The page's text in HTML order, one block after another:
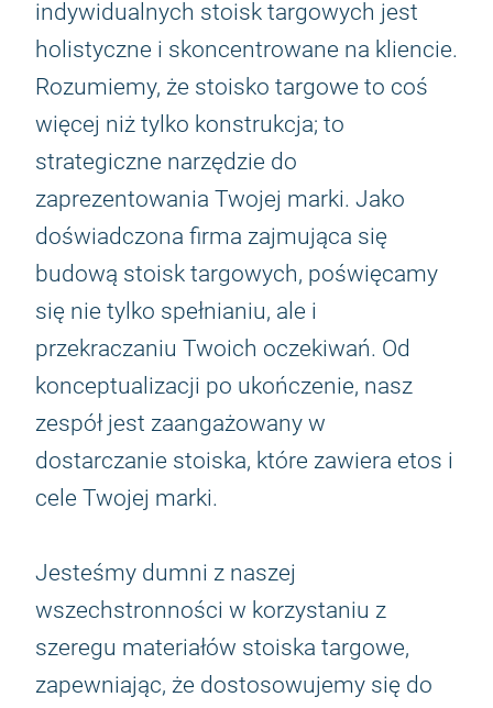
indywidualnych stoisk targowych jest
holistyczne i skoncentrowane na kliencie.
Rozumiemy, że stoisko targowe to coś
więcej niż tylko konstrukcja; to
strategiczne narzędzie do
zaprezentowania Twojej marki. Jako
doświadczona firma zajmująca się
budową stoisk targowych, poświęcamy
się nie tylko spełnianiu, ale i
przekraczaniu Twoich oczekiwań. Od
konceptualizacji po ukończenie, nasz
zespół jest zaangażowany w
dostarczanie stoiska, które zawiera etos i
cele Twojej marki.
Jesteśmy dumni z naszej
wszechstronności w korzystaniu z
szeregu materiałów stoiska targowe,
zapewniając, że dostosowujemy się do